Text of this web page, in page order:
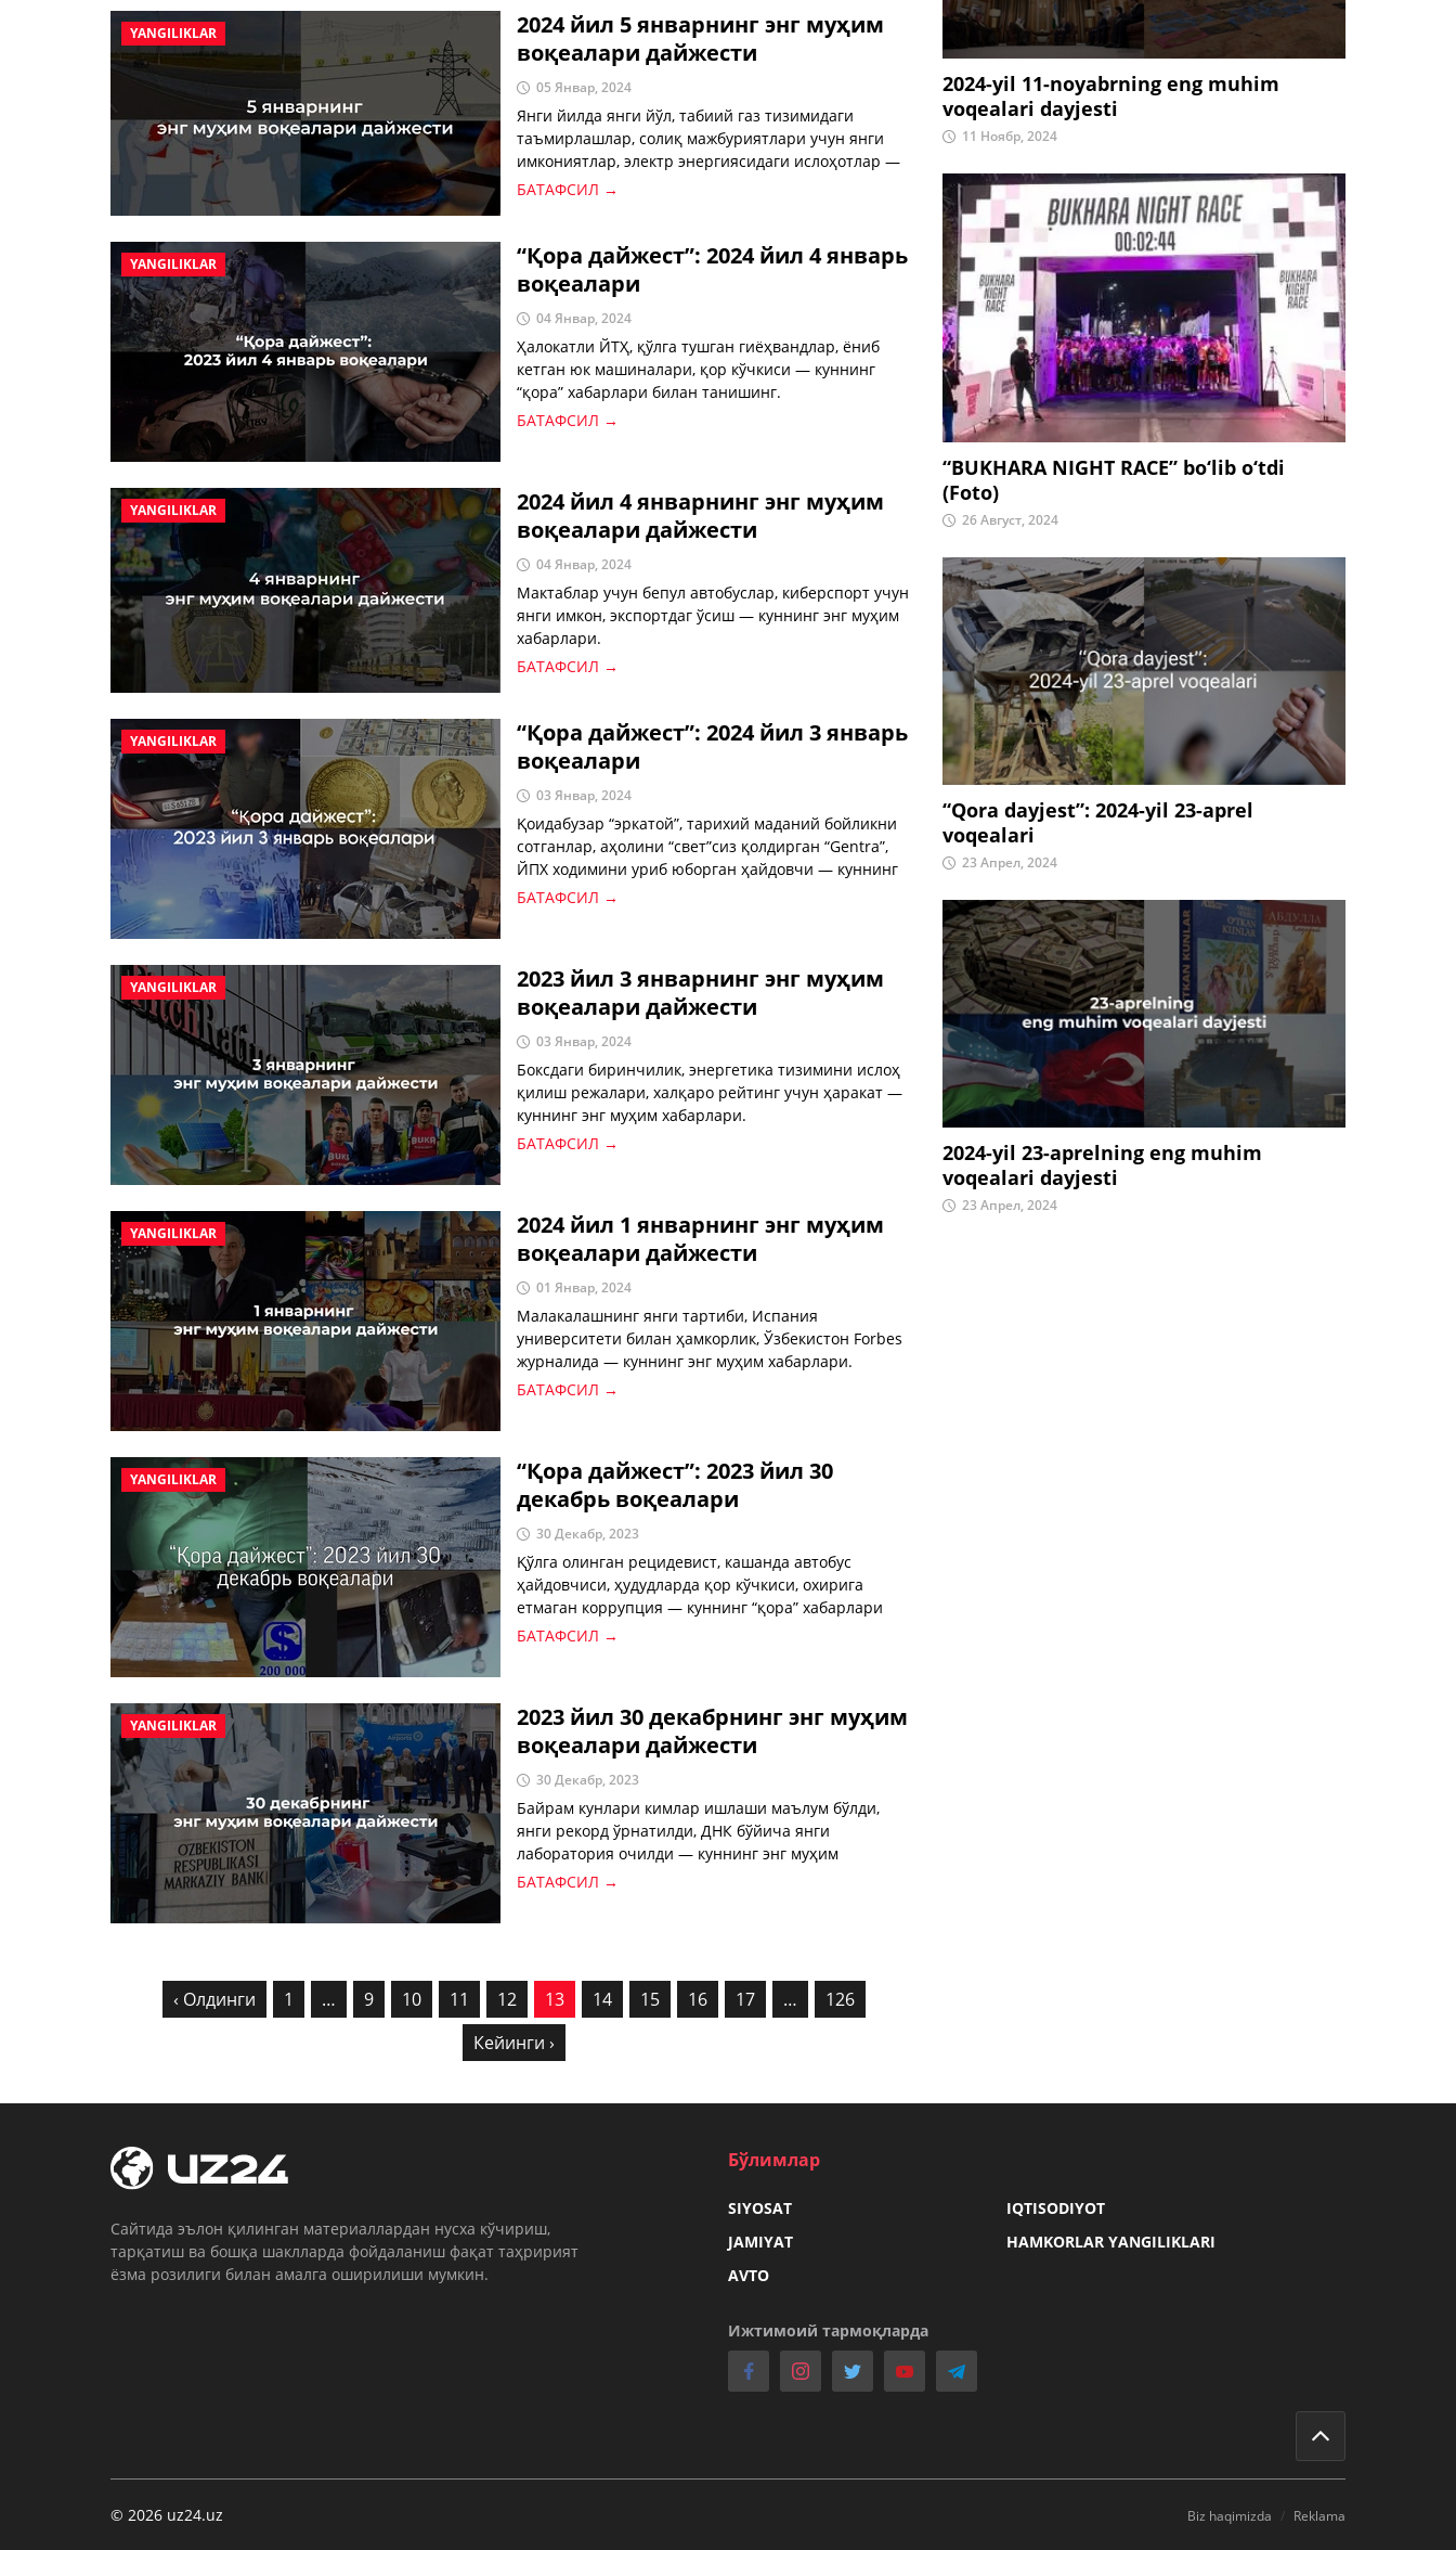
YANGILIKLAR
2024 йил 5 январнинг энг муҳим
воқеалари дайжести
05 Январ, 2024
Янги йилда янги йўл, табиий газ тизимидаги
таъмирлашлар, солиқ мажбуриятлари учун янги
имкониятлар, электр энергиясидаги ислоҳотлар —
куннинг энг муҳим хабарлари.
БАТАФСИЛ →
YANGILIKLAR
“Қора дайжест”: 2024 йил 4 январь
воқеалари
04 Январ, 2024
Ҳалокатли ЙТҲ, қўлга тушган гиёҳвандлар, ёниб
кетган юк машиналари, қор кўчкиси — куннинг
“қора” хабарлари билан танишинг.
БАТАФСИЛ →
YANGILIKLAR
2024 йил 4 январнинг энг муҳим
воқеалари дайжести
04 Январ, 2024
Мактаблар учун бепул автобуслар, киберспорт учун
янги имкон, экспортдаг ўсиш — куннинг энг муҳим
хабарлари.
БАТАФСИЛ →
YANGILIKLAR
“Қора дайжест”: 2024 йил 3 январь
воқеалари
03 Январ, 2024
Қоидабузар “эркатой”, тарихий маданий бойликни
сотганлар, аҳолини “свет”сиз қолдирган “Gentra”,
ЙПХ ходимини уриб юборган ҳайдовчи — куннинг
“қора” хабарлари билан танишинг.
БАТАФСИЛ →
YANGILIKLAR
2023 йил 3 январнинг энг муҳим
воқеалари дайжести
03 Январ, 2024
Боксдаги биринчилик, энергетика тизимини ислоҳ
қилиш режалари, халқаро рейтинг учун ҳаракат —
куннинг энг муҳим хабарлари.
БАТАФСИЛ →
YANGILIKLAR
2024 йил 1 январнинг энг муҳим
воқеалари дайжести
01 Январ, 2024
Малакалашнинг янги тартиби, Испания
университети билан ҳамкорлик, Ўзбекистон Forbes
журналида — куннинг энг муҳим хабарлари.
БАТАФСИЛ →
YANGILIKLAR
“Қора дайжест”: 2023 йил 30
декабрь воқеалари
30 Декабр, 2023
Қўлга олинган рецидевист, кашанда автобус
ҳайдовчиси, ҳудудларда қор кўчкиси, охирига
етмаган коррупция — куннинг “қора” хабарлари
билан танишинг.
БАТАФСИЛ →
YANGILIKLAR
2023 йил 30 декабрнинг энг муҳим
воқеалари дайжести
30 Декабр, 2023
Байрам кунлари кимлар ишлаши маълум бўлди,
янги рекорд ўрнатилди, ДНК бўйича янги
лаборатория очилди — куннинг энг муҳим
хабарлари.
БАТАФСИЛ →
‹ Олдинги 1 … 9 10 11 12 13 14 15 16 17 …
126
Кейинги ›
2024-yil 11-noyabrning eng muhim
voqealari dayjesti
11 Ноябр, 2024
“BUKHARA NIGHT RACE” bo‘lib o‘tdi
(Foto)
26 Август, 2024
“Qora dayjest”: 2024-yil 23-aprel
voqealari
23 Апрел, 2024
2024-yil 23-aprelning eng muhim
voqealari dayjesti
23 Апрел, 2024
Cайтида эълон қилинган материаллардан нусха кўчириш,
тарқатиш ва бошқа шаклларда фойдаланиш фақат таҳририят
ёзма розилиги билан амалга оширилиши мумкин.
Бўлимлар
SIYOSAT
IQTISODIYOT
JAMIYAT
HAMKORLAR YANGILIKLARI
AVTO
Ижтимоий тармоқларда
© 2026 uz24.uz Biz haqimizda Reklama